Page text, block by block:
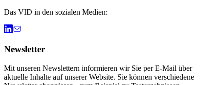
Das VID in den sozialen Medien:
Newsletter
Mit unseren Newslettern informieren wir Sie per E-Mail über
aktuelle Inhalte auf unserer Website. Sie können verschiedene